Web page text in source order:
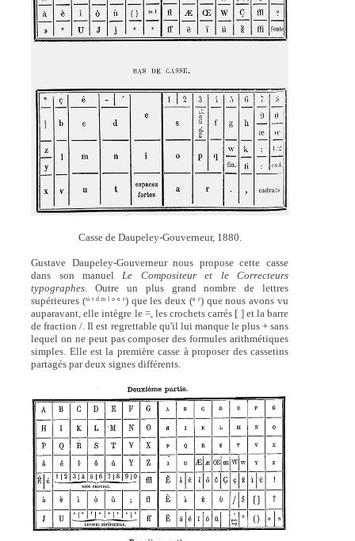
Casse de Daupeley-Gouverneur, 1880.
Gustave Daupeley-Gouverneur nous propose cette casse
dans son manuel Le Compositeur et le Correcteurs
typographes . Outre un plus grand nombre de lettres
supérieures (si t d m l o e r) que les deux (e r) que nous avons vu
auparavant, elle intègre le =, les crochets carrés [ ] et la barre
de fraction /. Il est regrettable qu'il lui manque le plus + sans
lequel on ne peut pas composer des formules arithmétiques
simples. Elle est la première casse à proposer des cassetins
partagés par deux signes différents.